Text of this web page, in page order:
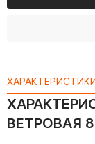
ВЕТРОВАЯ